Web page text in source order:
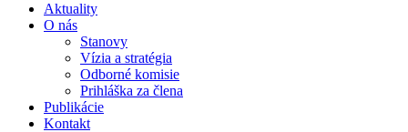
Aktuality
O nás
Stanovy
Vízia a stratégia
Odborné komisie
Prihláška za člena
Publikácie
Kontakt